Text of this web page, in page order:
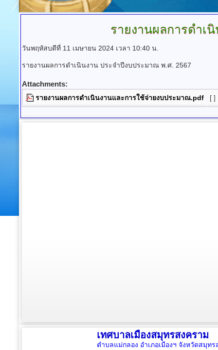
รายงานผลการดำเ
วันพฤหัสบดีที่ 11 เมษายน 2024 เวลา 10:40 น.
รายงานผลการดำเนินงาน ประจำปีงบประมาณ พ.ศ. 2567
Attachments:
รายงานผลการดำเนินงานและการใช้จ่ายงบประมาณ.pdf [ ]
เทศบาลเมืองสมุทรสงคราม
ตำบลแม่กลอง อำเภอเมืองฯ จังหวัดสมุท